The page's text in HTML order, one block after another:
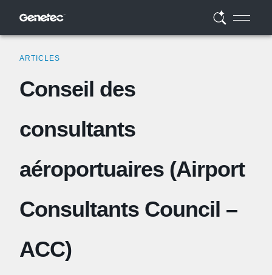
ARTICLES
Conseil des
consultants
aéroportuaires (Airport
Consultants Council –
ACC)